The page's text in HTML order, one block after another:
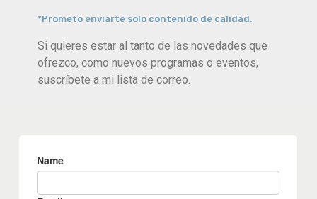
*Prometo enviarte solo contenido de calidad.
Si quieres estar al tanto de las novedades que
ofrezco, como nuevos programas o eventos,
suscríbete a mi lista de correo.